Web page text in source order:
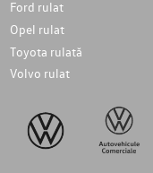
Ford rulat
Opel rulat
Toyota rulată
Volvo rulat